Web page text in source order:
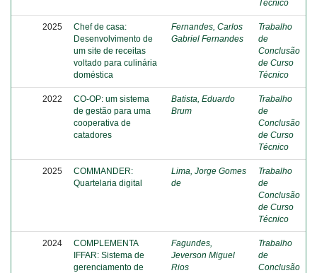
Técnico
2025
Chef de casa:
Desenvolvimento de
um site de receitas
voltado para culinária
doméstica
Fernandes, Carlos
Gabriel Fernandes
Trabalho
de
Conclusão
de Curso
Técnico
2022
CO-OP: um sistema
de gestão para uma
cooperativa de
catadores
Batista, Eduardo
Brum
Trabalho
de
Conclusão
de Curso
Técnico
2025
COMMANDER:
Quartelaria digital
Lima, Jorge Gomes
de
Trabalho
de
Conclusão
de Curso
Técnico
2024
COMPLEMENTA
IFFAR: Sistema de
gerenciamento de
Fagundes,
Jeverson Miguel
Rios
Trabalho
de
Conclusão